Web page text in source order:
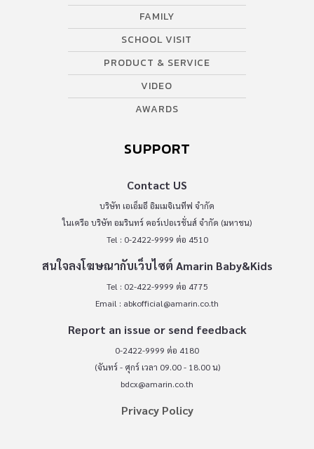
FAMILY
SCHOOL VISIT
PRODUCT & SERVICE
VIDEO
AWARDS
SUPPORT
Contact US
บริษัท เอเอ็มอี อิมเมจิเนทีฟ จำกัด
ในเครือ บริษัท อมรินทร์ คอร์เปอเรชั่นส์ จำกัด (มหาชน)
Tel : 0-2422-9999 ต่อ 4510
สนใจลงโฆษณากับเว็บไซต์ Amarin Baby&Kids
Tel : 02-422-9999 ต่อ 4775
Email : abkofficial@amarin.co.th
Report an issue or send feedback
0-2422-9999 ต่อ 4180
(จันทร์ - ศุกร์ เวลา 09.00 - 18.00 น)
bdcx@amarin.co.th
Privacy Policy